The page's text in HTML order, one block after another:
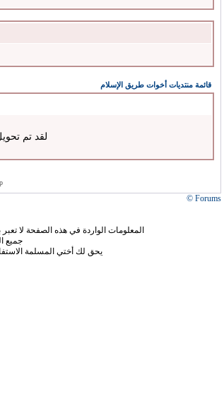
قائمة منتديات أخوات طريق الإسلام
لقد تم
Forums ©
المعلومات الواردة في هذه الصفحة لا
جميع
يحق لك أختي المسلمة